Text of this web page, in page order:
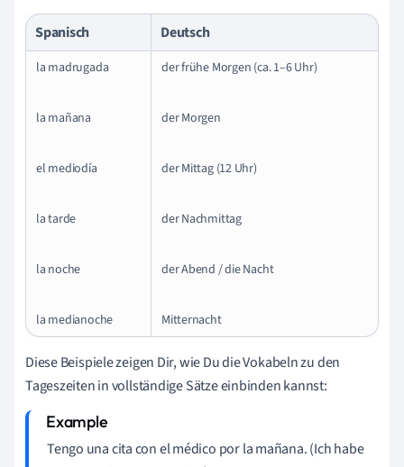
Spanisch Deutsch
la madrugada
la mañana
el mediodía
la tarde
la noche
la medianoche
der frühe Morgen (ca. 1–6 Uhr)
der Morgen
der Mittag (12 Uhr)
der Nachmittag
der Abend / die Nacht
Mitternacht
Diese Beispiele zeigen Dir, wie Du die Vokabeln zu den
Tageszeiten in vollständige Sätze einbinden kannst:
Tengo una cita con el médico por la mañana. (Ich habe